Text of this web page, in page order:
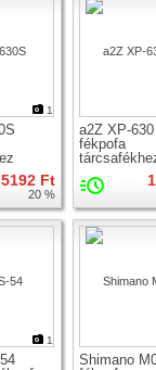
1
5192 Ft
20 %
a2Z XP-630
fékpofa
1
Shimano